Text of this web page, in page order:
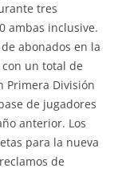
tres
ambas inclusive.
abonados en la
un total de
Primera División
de jugadores
anterior. Los
para la nueva
de